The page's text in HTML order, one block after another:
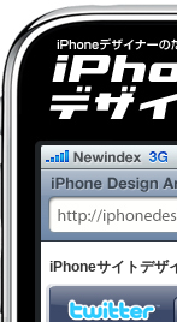
iPhoneサイトデザ